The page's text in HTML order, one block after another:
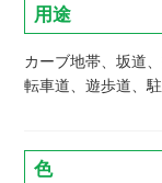
用途
カーブ地帯、坂道
転車道、遊歩道、
色